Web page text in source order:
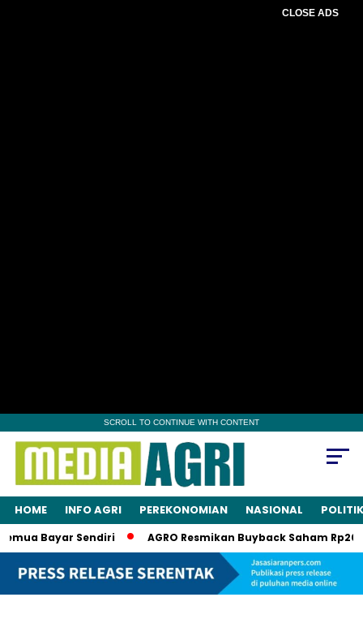
CLOSE ADS
SCROLL TO CONTINUE WITH CONTENT
HOME INFO AGRI PEREKONOMIAN NASIONAL POLITIK
Bayar Sendiri AGRO Resmikan Buyback Saham Rp20